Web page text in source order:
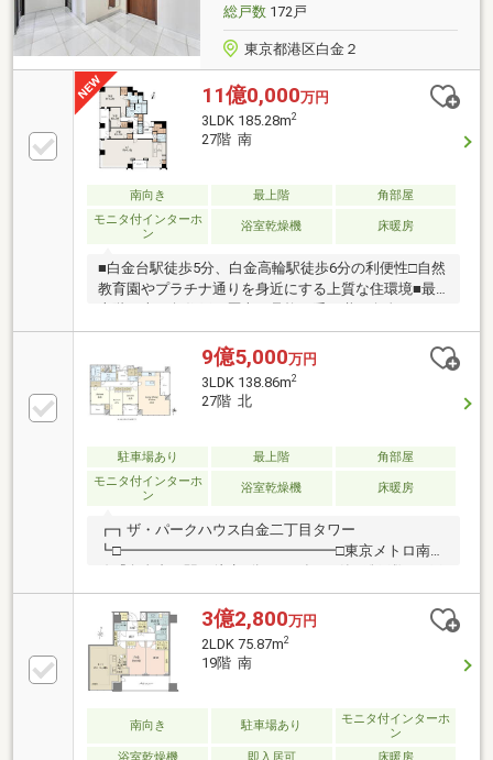
総戸数172戸
東京都港区白金２
11億0,000万円
3LDK 185.28m2
27階 南
南向き 最上階
角部屋
モニタ付インターホ
ン
浴室乾燥機 床暖房
■白金台駅徒歩5分、白金高輪駅徒歩6分の利便性□自然
教育園やプラチナ通りを身近にする上質な住環境■最
上階・南西角住戸｜歴史と品格を受け継ぐ白金二丁
目、緑と静けさに包まれた住環境｜プラチナ通りや白
金アエルシティ、日常を彩る商業施設が生活圏｜北里
大学病院や東京都庭園美術館、自然教育園を身近にす
るロケーション｜約40.8帖のLDKを中心に、185㎡超な
らではのゆとりある住空間｜最上階・南西角住戸なら
菱地所レジデンス・野村不動産旧分譲、竹中工務店施
工｜白金の象徴となる邸宅で、上質な都心生活を叶え
9億5,000万円
3LDK 138.86m2
27階 北
駐車場あり 最上階
角部屋
モニタ付インターホ
ン
浴室乾燥機 床暖房
┏┓ザ・パークハウス白金二丁目タワー
┗□━━━━━━━━━━━━━━━□東京メトロ南北
線『白金台』駅 徒歩5分□2018年7月築□総戸数172戸
□コンシェルジュサービスあり□各階ゴミ置き場あり
┏┓最上階プレミアムフロア
┗□━━━━━━━━━━━━━━━□3LDK+WIC+SIC□
室内リフォーム実施(2025年10月下旬完了済) ・キッ
チン交換 ・ユニットバス、浴室乾燥機、洗面化粧台
交換 ・建具交換、クロス貼替 ・シーリング交
換 ・フローリング張替 ・ハウスクリーニング
3億2,800万円
2LDK 75.87m2
19階 南
南向き 駐車場あり
モニタ付インターホ
ン
浴室乾燥機
即入居可 床暖房